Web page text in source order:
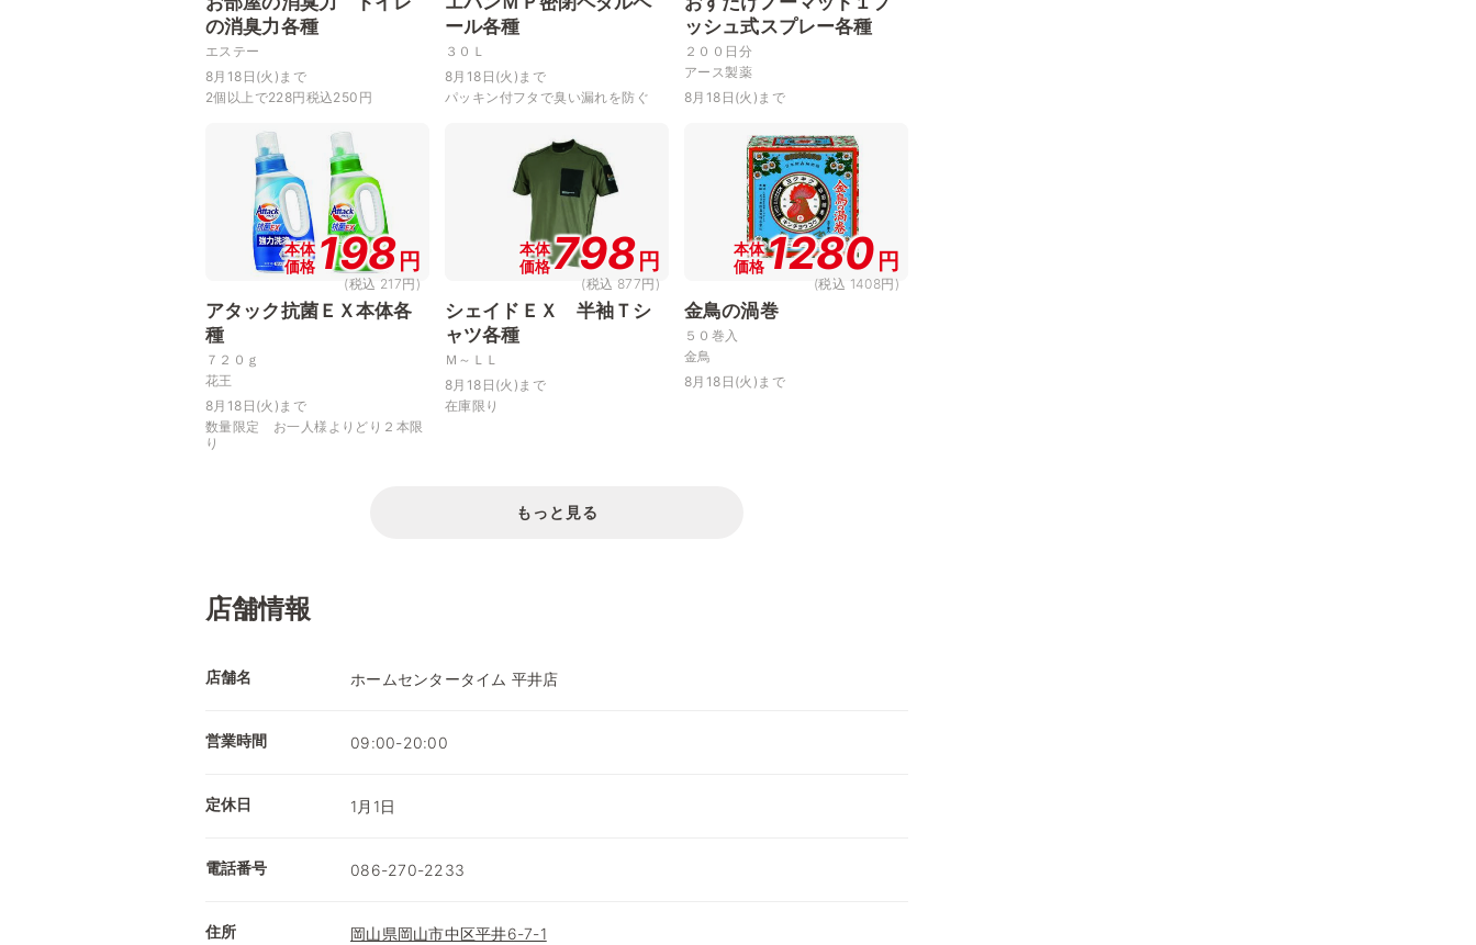
の消臭力各種
エステー
8月18日(火)まで
2個以上で228円税込250円
ール各種
３０Ｌ
8月18日(火)まで
パッキン付フタで臭い漏れを防ぐ
ッシュ式スプレー各種
２００日分
アース製薬
8月18日(火)まで
本体
価格 198 円
(税込 217円)
アタック抗菌ＥＸ本体各
種
７２０ｇ
花王
8月18日(火)まで
数量限定 お一人様よりどり２本限
り
本体
価格798 円
(税込 877円)
シェイドＥＸ 半袖Ｔシ
ャツ各種
Ｍ～ＬＬ
8月18日(火)まで
在庫限り
本体
価格1280 円
(税込 1408円)
金鳥の渦巻
５０巻入
金鳥
8月18日(火)まで
もっと見る
店舗情報
店舗名 ホームセンタータイム 平井店
営業時間 09:00-20:00
定休日 1月1日
電話番号 086-270-2233
住所 岡山県岡山市中区平井6-7-1